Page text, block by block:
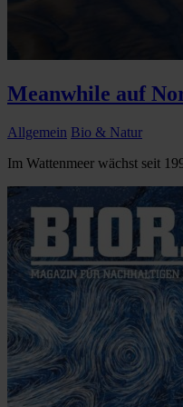
Meanwhile auf
Allgemein Bio & Natur
Im Wattenmeer wächst seit